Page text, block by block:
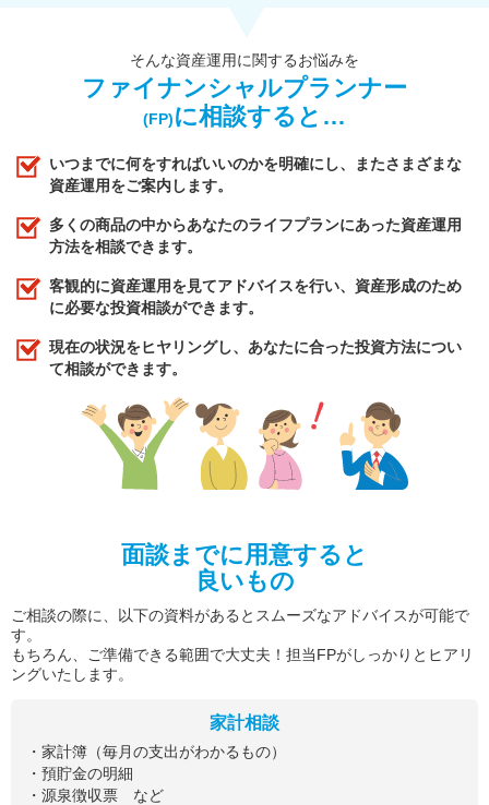
そんな資産運用に関するお悩みを
ファイナンシャルプランナー
(FP)に相談すると…
いつまでに何をすればいいのかを明確にし、またさまざまな
資産運用をご案内します。
多くの商品の中からあなたのライフプランにあった資産運用
方法を相談できます。
客観的に資産運用を見てアドバイスを行い、資産形成のため
に必要な投資相談ができます。
現在の状況をヒヤリングし、あなたに合った投資方法につい
て相談ができます。
面談までに用意すると
良いもの
ご相談の際に、以下の資料があるとスムーズなアドバイスが可能で
す。
もちろん、ご準備できる範囲で大丈夫！担当FPがしっかりとヒアリ
ングいたします。
家計相談
・家計簿（毎月の支出がわかるもの）
・預貯金の明細
・源泉徴収票 など